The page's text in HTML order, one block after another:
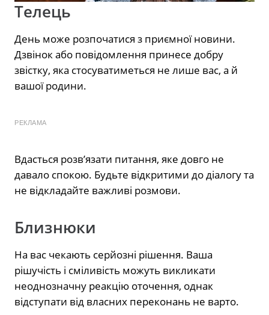
Телець
День може розпочатися з приємної новини.
Дзвінок або повідомлення принесе добру
звістку, яка стосуватиметься не лише вас, а й
вашої родини.
РЕКЛАМА
Вдасться розв’язати питання, яке довго не
давало спокою. Будьте відкритими до діалогу та
не відкладайте важливі розмови.
Близнюки
На вас чекають серйозні рішення. Ваша
рішучість і сміливість можуть викликати
неоднозначну реакцію оточення, однак
відступати від власних переконань не варто.